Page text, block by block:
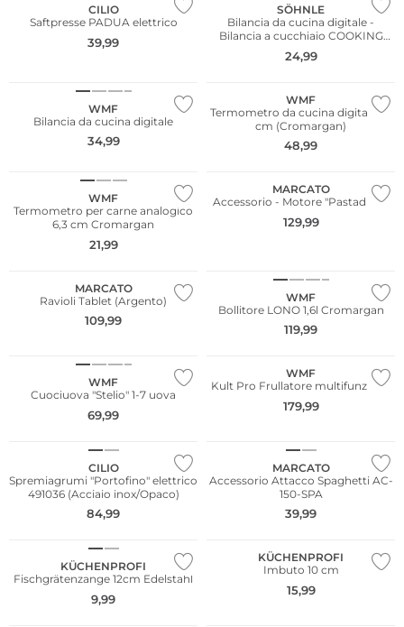
CILIO
Saftpresse PADUA elettrico
39,99
SÖHNLE
Bilancia da cucina digitale -
Bilancia a cucchiaio COOKING
STAR 500g Bianco
24,99
WMF
Bilancia da cucina digitale
34,99
WMF
Termometro da cucina digitale 23
cm (Cromargan)
48,99
WMF
Termometro per carne analogico
6,3 cm Cromargan
21,99
MARCATO
Accessorio - Motore "Pastadrive"
129,99
MARCATO
Ravioli Tablet (Argento)
109,99
WMF
Bollitore LONO 1,6l Cromargan
119,99
WMF
Cuociuova "Stelio" 1-7 uova
69,99
WMF
Kult Pro Frullatore multifunzione
179,99
CILIO
Spremiagrumi "Portofino" elettrico
491036 (Acciaio inox/Opaco)
84,99
MARCATO
Accessorio Attacco Spaghetti AC-
150-SPA
39,99
KÜCHENPROFI
Fischgrätenzange 12cm Edelstahl
9,99
KÜCHENPROFI
Imbuto 10 cm
15,99